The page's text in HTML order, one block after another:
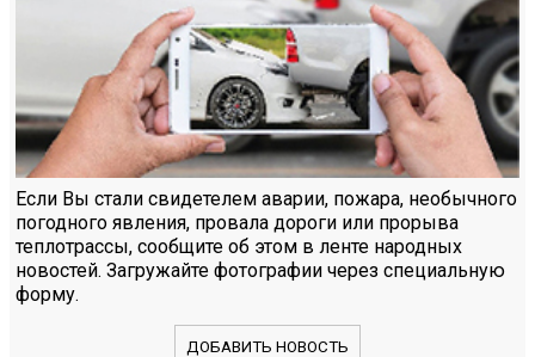
Если Вы стали свидетелем аварии, пожара, необычного
погодного явления, провала дороги или прорыва
теплотрассы, сообщите об этом в ленте народных
новостей. Загружайте фотографии через специальную
форму.
ДОБАВИТЬ НОВОСТЬ